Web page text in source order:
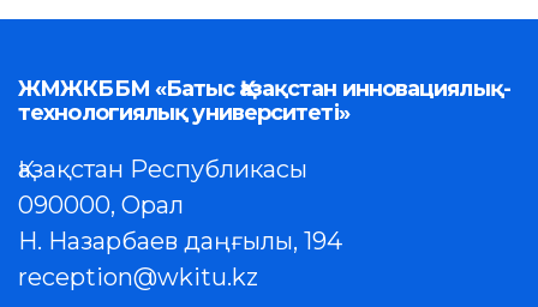
ЖМЖКББМ «Батыс Қазақстан инновациялық-
технологиялық университеті»
Қазақстан Республикасы
090000, Орал
Н. Назарбаев даңғылы, 194
reception@wkitu.kz